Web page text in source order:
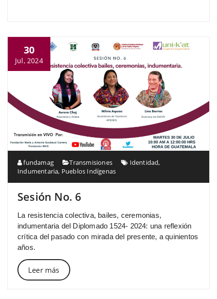
30
Jul, 2024
fundamag Transmisiones Identidad,
Indumentaria, Pueblos Indígenas
Sesión No. 6
La resistencia colectiva, bailes, ceremonias,
indumentaria del Diplomado 1524- 2024: una reflexión
crítica del pasado con mirada del presente, a quinientos
años.
Leer más